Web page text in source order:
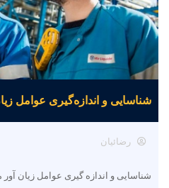
شناسایی و اندازه‌گیری عوامل
رضائیان
شناسایی و اندازه گیری عوامل زیان آور